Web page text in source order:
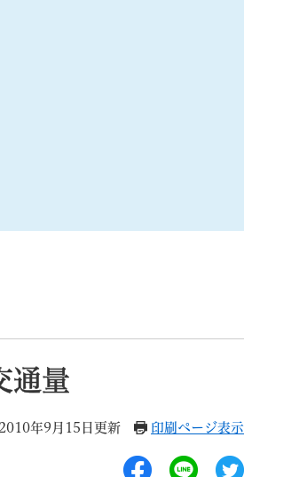
通量
年9月15日更新 印刷ページ表示